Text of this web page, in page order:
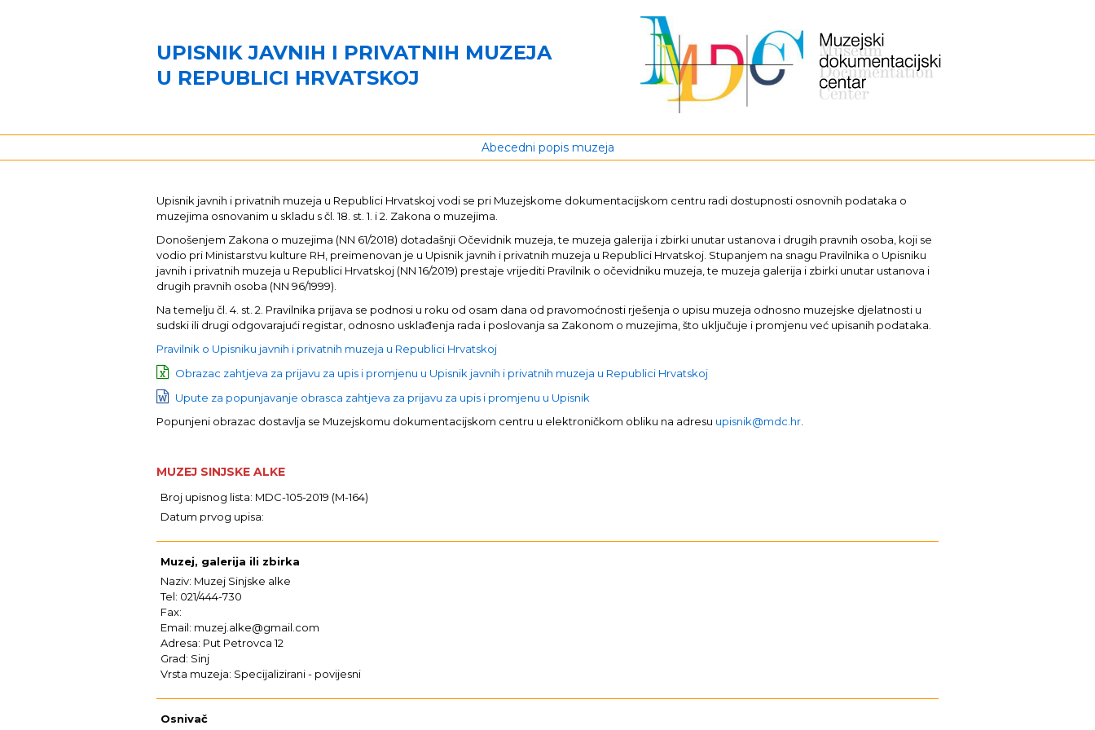
UPISNIK JAVNIH I PRIVATNIH MUZEJA
U REPUBLICI HRVATSKOJ
Abecedni popis muzeja
Upisnik javnih i privatnih muzeja u Republici Hrvatskoj vodi se pri Muzejskome dokumentacijskom centru radi dostupnosti osnovnih podataka o
muzejima osnovanim u skladu s čl. 18. st. 1. i 2. Zakona o muzejima.
Donošenjem Zakona o muzejima (NN 61/2018) dotadašnji Očevidnik muzeja, te muzeja galerija i zbirki unutar ustanova i drugih pravnih osoba, koji se
vodio pri Ministarstvu kulture RH, preimenovan je u Upisnik javnih i privatnih muzeja u Republici Hrvatskoj. Stupanjem na snagu Pravilnika o Upisniku
javnih i privatnih muzeja u Republici Hrvatskoj (NN 16/2019) prestaje vrijediti Pravilnik o očevidniku muzeja, te muzeja galerija i zbirki unutar ustanova i
drugih pravnih osoba (NN 96/1999).
Na temelju čl. 4. st. 2. Pravilnika prijava se podnosi u roku od osam dana od pravomoćnosti rješenja o upisu muzeja odnosno muzejske djelatnosti u
sudski ili drugi odgovarajući registar, odnosno usklađenja rada i poslovanja sa Zakonom o muzejima, što uključuje i promjenu već upisanih podataka.
Pravilnik o Upisniku javnih i privatnih muzeja u Republici Hrvatskoj
Obrazac zahtjeva za prijavu za upis i promjenu u Upisnik javnih i privatnih muzeja u Republici Hrvatskoj
Upute za popunjavanje obrasca zahtjeva za prijavu za upis i promjenu u Upisnik
Popunjeni obrazac dostavlja se Muzejskomu dokumentacijskom centru u elektroničkom obliku na adresu upisnik@mdc.hr
MUZEJ SINJSKE ALKE
Broj upisnog lista: MDC-105-2019 (M-164)
Datum prvog upisa:
Muzej, galerija ili zbirka
Naziv: Muzej Sinjske alke
Tel: 021/444-730
Fax:
Email: muzej.alke@gmail.com
Adresa: Put Petrovca 12
Grad: Sinj
Vrsta muzeja: Specijalizirani - povijesni
Osnivač